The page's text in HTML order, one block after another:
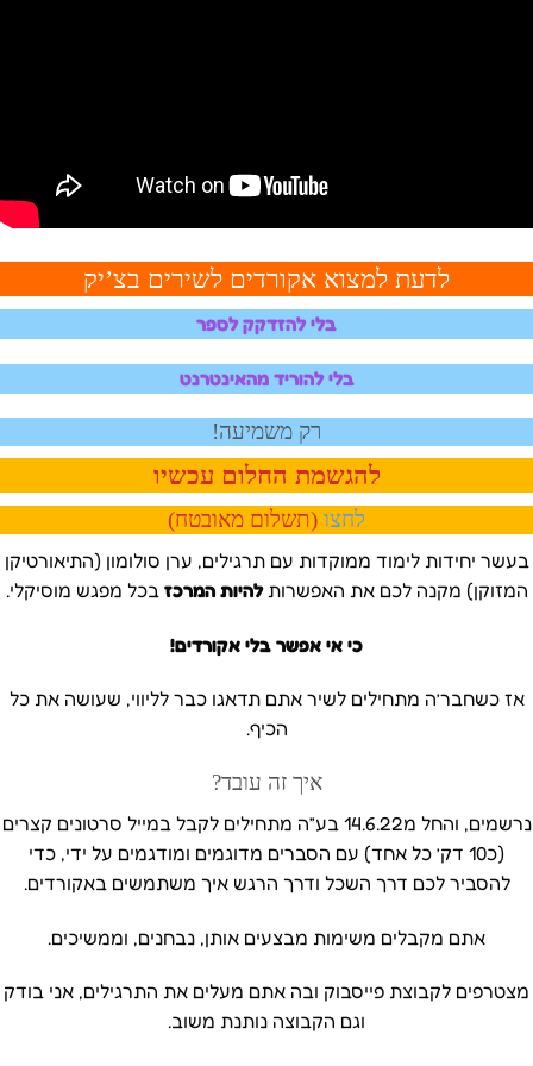
לדעת למצוא אקורדים לשירים בצ’יק
בלי להזדקק לספר
בלי להוריד מהאינטרנט
רק משמיעה!
להגשמת החלום עכשיו
לחצו (תשלום מאובטח)
בעשר יחידות לימוד ממוקדות עם תרגילים, ערן סולומון (התיאורטיקן
המזוקן) מקנה לכם את האפשרותלהיות המרכז בכל מפגש מוסיקלי.
כי אי אפשר בלי אקורדים!
אז כשחבר’ה מתחילים לשיר אתם תדאגו כבר לליווי, שעושה את כל
הכיף.
איך זה עובד?
נרשמים, והחל מ14.6.22 בע”ה מתחילים לקבל במייל סרטונים קצרים
(כ10 דק’ כל אחד) עם הסברים מדוגמים ומודגמים על ידי, כדי
להסביר לכם דרך השכל ודרך הרגש איך משתמשים באקורדים.
אתם מקבלים משימות מבצעים אותן, נבחנים, וממשיכים.
מצטרפים לקבוצת פייסבוק ובה אתם מעלים את התרגילים, אני בודק
וגם הקבוצה נותנת משוב.